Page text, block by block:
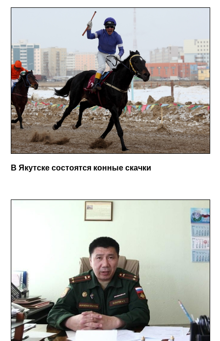
В Якутске состоятся конные скачки